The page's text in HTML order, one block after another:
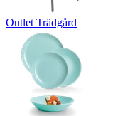
Outlet Trädgård